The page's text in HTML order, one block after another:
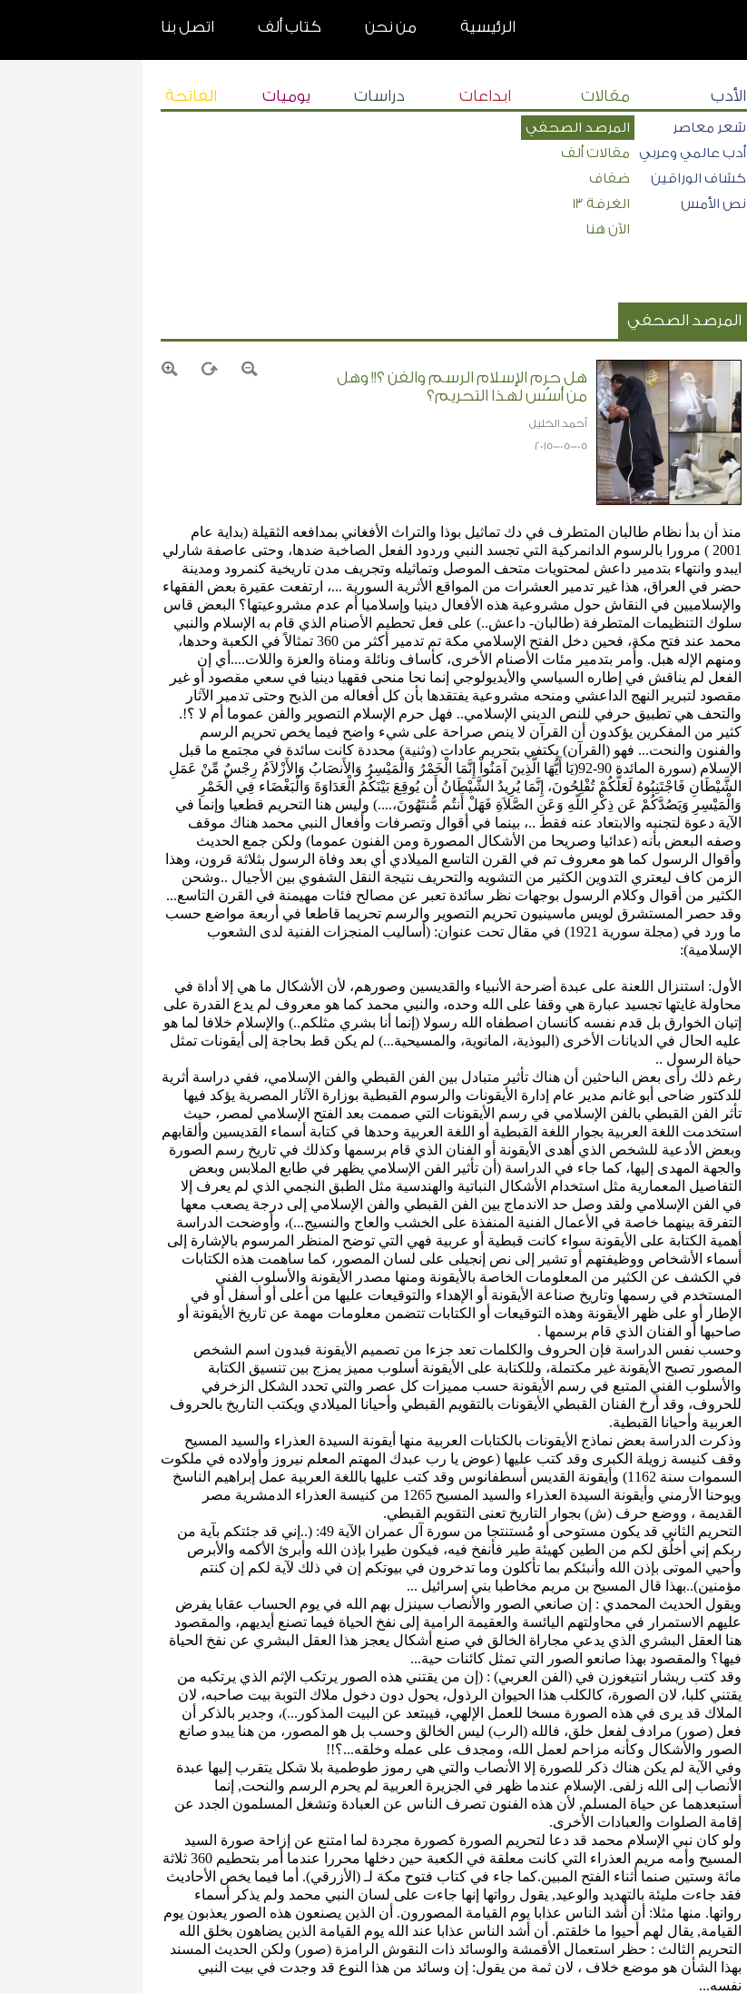
الرئيسية من نحن كتاب ألف اتصل بنا
الأدب مقالات ابداعات دراسات يوميات الفاتحة
شعر معاصر
المرصد الصحفي
أدب عالمي وعربي
مقالات ألف
كشاف الوراقين
ضفاف
نص الأمس
الغرفة 13
الآن هنا
المرصد الصحفي
هل حرم الإسلام الرسم والفن ؟!! وهل
من أسُس لهذا التحريم؟
أحمد الخليل
2015-05-05
منذ أن بدأ نظام طالبان المتطرف في دك تماثيل بوذا والتراث الأفغاني بمدافعه الثقيلة (بداية عام
2001 ) مرورا بالرسوم الدانمركية التي تجسد النبي وردود الفعل الصاخبة ضدها، وحتى عاصفة شارلي
ايبدو وانتهاء بتدمير داعش لمحتويات متحف الموصل وتماثيله وتجريف مدن تاريخية كنمرود ومدينة
حضر في العراق، هذا غير تدمير العشرات من المواقع الأثرية السورية ...، ارتفعت عقيرة بعض الفقهاء
والإسلاميين في النقاش حول مشروعية هذه الأفعال دينيا وإسلاميا أم عدم مشروعيتها؟ البعض قاس
سلوك التنظيمات المتطرفة (طالبان- داعش..) على فعل تحطيم الأصنام الذي قام به الإسلام والنبي
محمد عند فتح مكة، فحين دخل الفتح الإسلامي مكة تم تدمير أكثر من 360 تمثالاً في الكعبة وحدها،
ومنهم الإله هبل. وأُمر بتدمير مئات الأصنام الأخرى، كأساف ونائلة ومناة والعزة واللات....أي إن
الفعل لم يناقش في إطاره السياسي والأيديولوجي إنما نحا منحى فقهيا دينيا في سعي مقصود أو غير
مقصود لتبرير النهج الداعشي ومنحه مشروعية يفتقدها بأن كل أفعاله من الذبح وحتى تدمير الآثار
والتحف هي تطبيق حرفي للنص الديني الإسلامي.. فهل حرم الإسلام التصوير والفن عموما أم لا ؟!.
كثير من المفكرين يؤكدون أن القرآن لا ينص صراحة على شيء واضح فيما يخص تحريم الرسم
والفنون والنحت... فهو (القرآن) يكتفي بتحريم عادات (وثنية) محددة كانت سائدة في مجتمع ما قبل
الإسلام (سورة المائدة 90-92(يَا أَيُّهَا الَّذِينَ آمَنُواْ إِنَّمَا الْخَمْرُ وَالْمَيْسِرُ وَالأَنصَابُ وَالأَزْلاَمُ رِجْسٌ مِّنْ عَمَلِ
الشَّيْطَانِ فَاجْتَنِبُوهُ لَعَلَّكُمْ تُفْلِحُونَ، إِنَّمَا يُرِيدُ الشَّيْطَانُ أَن يُوقِعَ بَيْنَكُمُ الْعَدَاوَةَ وَالْبَغْضَاء فِي الْخَمْرِ
وَالْمَيْسِرِ وَيَصُدَّكُمْ عَن ذِكْرِ اللّهِ وَعَنِ الصَّلاَةِ فَهَلْ أَنتُم مُّنتَهُونَ،....) وليس هنا التحريم قطعيا وإنما في
الآية دعوة لتجنبه والابتعاد عنه فقط ..، بينما في أقوال وتصرفات وأفعال النبي محمد هناك موقف
وصفه البعض بأنه (عدائيا وصريحا من الأشكال المصورة ومن الفنون عموما) ولكن جمع الحديث
وأقوال الرسول كما هو معروف تم في القرن التاسع الميلادي أي بعد وفاة الرسول بثلاثة قرون، وهذا
الزمن كاف ليعتري التدوين الكثير من التشويه والتحريف نتيجة النقل الشفوي بين الأجيال ..وشحن
الكثير من أقوال وكلام الرسول بوجهات نظر سائدة تعبر عن مصالح فئات مهيمنة في القرن التاسع...
وقد حصر المستشرق لويس ماسينيون تحريم التصوير والرسم تحريما قاطعا في أربعة مواضع حسب
ما ورد في (مجلة سورية 1921) في مقال تحت عنوان: (أساليب المنجزات الفنية لدى الشعوب
الإسلامية):
الأول: استنزال اللعنة على عبدة أضرحة الأنبياء والقديسين وصورهم، لأن الأشكال ما هي إلا أداة في
محاولة غايتها تجسيد عبارة هي وقفا على الله وحده، والنبي محمد كما هو معروف لم يدع القدرة على
إتيان الخوارق بل قدم نفسه كانسان اصطفاه الله رسولا (إنما أنا بشري مثلكم..) والإسلام خلافا لما هو
عليه الحال في الديانات الأخرى (البوذية، المانوية، والمسيحية...) لم يكن قط بحاجة إلى أيقونات تمثل
حياة الرسول ..
رغم ذلك رأى بعض الباحثين أن هناك تأثير متبادل بين الفن القبطي والفن الإسلامي، ففي دراسة أثرية
للدكتور ضاحى أبو غانم مدير عام إدارة الأيقونات والرسوم القبطية بوزارة الآثار المصرية يؤكد فيها
تأثر الفن القبطي بالفن الإسلامي في رسم الأيقونات التي صممت بعد الفتح الإسلامي لمصر، حيث
استخدمت اللغة العربية بجوار اللغة القبطية أو اللغة العربية وحدها في كتابة أسماء القديسين وألقابهم
وبعض الأدعية للشخص الذي أهدى الأيقونة أو الفنان الذي قام برسمها وكذلك في تاريخ رسم الصورة
والجهة المهدى إليها، كما جاء في الدراسة (أن تأثير الفن الإسلامي يظهر في طابع الملابس وبعض
التفاصيل المعمارية مثل استخدام الأشكال النباتية والهندسية مثل الطبق النجمي الذي لم يعرف إلا
في الفن الإسلامي ولقد وصل حد الاندماج بين الفن القبطي والفن الإسلامي إلى درجة يصعب معها
التفرقة بينهما خاصة في الأعمال الفنية المنفذة على الخشب والعاج والنسيج...)، وأوضحت الدراسة
أهمية الكتابة على الأيقونة سواء كانت قبطية أو عربية فهي التي توضح المنظر المرسوم بالإشارة إلى
أسماء الأشخاص ووظيفتهم أو تشير إلى نص إنجيلى على لسان المصور، كما ساهمت هذه الكتابات
في الكشف عن الكثير من المعلومات الخاصة بالأيقونة ومنها مصدر الأيقونة والأسلوب الفني
المستخدم في رسمها وتاريخ صناعة الأيقونة أو الإهداء والتوقيعات عليها من أعلى أو أسفل أو في
الإطار أو على ظهر الأيقونة وهذه التوقيعات أو الكتابات تتضمن معلومات مهمة عن تاريخ الأيقونة أو
صاحبها أو الفنان الذي قام برسمها .
وحسب نفس الدراسة فإن الحروف والكلمات تعد جزءا من تصميم الأيقونة فبدون اسم الشخص
المصور تصبح الأيقونة غير مكتملة، وللكتابة على الأيقونة أسلوب مميز يمزج بين تنسيق الكتابة
والأسلوب الفني المتبع في رسم الأيقونة حسب مميزات كل عصر والتي تحدد الشكل الزخرفي
للحروف، وقد أرخ الفنان القبطي الأيقونات بالتقويم القبطي وأحيانا الميلادي ويكتب التاريخ بالحروف
العربية وأحيانا القبطية.
وذكرت الدراسة بعض نماذج الأيقونات بالكتابات العربية منها أيقونة السيدة العذراء والسيد المسيح
وقف كنيسة زويلة الكبرى وقد كتب عليها (عوض يا رب عبدك المهتم المعلم نيروز وأولاده في ملكوت
السموات سنة 1162) وأيقونة القديس أسطفانوس وقد كتب عليها باللغة العربية عمل إبراهيم الناسخ
ويوحنا الأرمني وأيقونة السيدة العذراء والسيد المسيح 1265 من كنيسة العذراء الدمشرية مصر
القديمة ، ووضع حرف (ش) بجوار التاريخ تعنى التقويم القبطي.
التحريم الثاني قد يكون مستوحى أو مُستنتجا من سورة آل عمران الآية 49: (..إني قد جئتكم بآية من
ربكم إني أخلُق لكم من الطين كهيئة طير فأنفخ فيه، فيكون طيرا بإذن الله وأبرئ الأكمه والأبرص
وأحيي الموتى بإذن الله وأنبئكم بما تأكلون وما تدخرون في بيوتكم إن في ذلك لآية لكم إن كنتم
مؤمنين)..بهذا قال المسيح بن مريم مخاطبا بني إسرائيل ...
ويقول الحديث المحمدي : إن صانعي الصور والأنصاب سينزل بهم الله في يوم الحساب عقابا يفرض
عليهم الاستمرار في محاولتهم اليائسة والعقيمة الرامية إلى نفخ الحياة فيما تصنع أيديهم، والمقصود
هنا العقل البشري الذي يدعي مجاراة الخالق في صنع أشكال يعجز هذا العقل البشري عن نفخ الحياة
فيها؟ والمقصود بهذا صانعو الصور التي تمثل كائنات حية...
وقد كتب ريشار انتيغوزن في (الفن العربي) : (إن من يقتني هذه الصور يرتكب الإثم الذي يرتكبه من
يقتني كلبا، لان الصورة، كالكلب هذا الحيوان الرذول، يحول دون دخول ملاك التوبة بيت صاحبه، لان
الملاك قد يرى في هذه الصورة مسخا للعمل الإلهي، فيبتعد عن البيت المذكور...)، وجدير بالذكر أن
فعل (صور) مرادف لفعل خلق، فالله (الرب) ليس الخالق وحسب بل هو المصور، من هنا يبدو صانع
الصور والأشكال وكأنه مزاحم لعمل الله، ومجدف على عمله وخلقه...؟!!
وفي الآية لم يكن هناك ذكر للصورة إلا الأنصاب والتي هي رموز طوطمية بلا شكل يتقرب إليها عبدة
الأنصاب إلى الله زلفى. الإسلام عندما ظهر في الجزيرة العربية لم يحرم الرسم والنحت, إنما
أستبعدهما عن حياة المسلم, لأن هذه الفنون تصرف الناس عن العبادة وتشغل المسلمون الجدد عن
إقامة الصلوات والعبادات الأخرى.
ولو كان نبي الإسلام محمد قد دعا لتحريم الصورة كصورة مجردة لما امتنع عن إزاحة صورة السيد
المسيح وأمه مريم العذراء التي كانت معلقة في الكعبة حين دخلها محررا عندما أمر بتحطيم 360 ثلاثة
مائة وستين صنما أثناء الفتح المبين.كما جاء في كتاب فتوح مكة لـ (الأزرقي). أما فيما يخص الأحاديث
فقد جاءت مليئة بالتهديد والوعيد, يقول رواتها إنها جاءت على لسان النبي محمد ولم يذكر أسماء
رواتها. منها مثلا: أن أشد الناس عذابا يوم القيامة المصورون. أن الذين يصنعون هذه الصور يعذبون يوم
القيامة, يقال لهم أحيوا ما خلقتم. أن أشد الناس عذابا عند الله يوم القيامة الذين يضاهون بخلق الله
التحريم الثالث : حظر استعمال الأقمشة والوسائد ذات النقوش الرامزة (صور) ولكن الحديث المسند
بهذا الشأن هو موضع خلاف ، لان ثمة من يقول: إن وسائد من هذا النوع قد وجدت في بيت النبي
نفسه...